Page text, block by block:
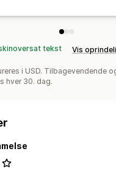
tekst Vis
i USD. Tilbagevendende
hver 30. dag.